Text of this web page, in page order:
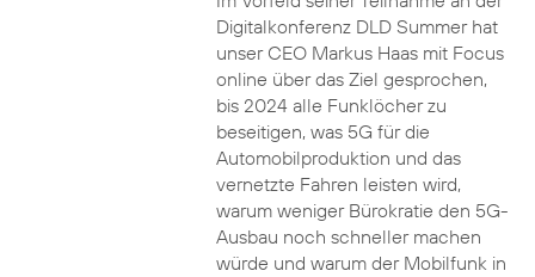
Digitalkonferenz DLD Summer hat
unser CEO Markus Haas mit Focus
online über das Ziel gesprochen,
bis 2024 alle Funklöcher zu
beseitigen, was 5G für die
Automobilproduktion und das
vernetzte Fahren leisten wird,
warum weniger Bürokratie den 5G-
Ausbau noch schneller machen
würde und warum der Mobilfunk in